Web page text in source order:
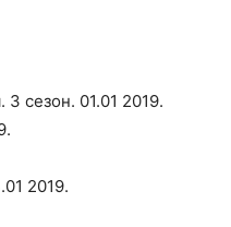
сезон. 01.01 2019.
2019.